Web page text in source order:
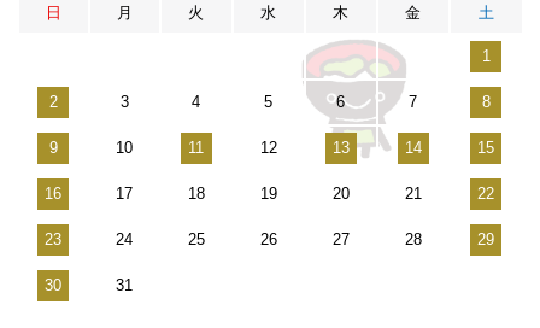
日 月 火 水 木 金 土
1
2 3 4 5 6 7 8
9 10 11 12 13 14 15
16 17 18 19 20 21 22
23 24 25 26 27 28 29
30 31